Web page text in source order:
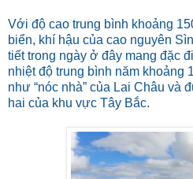
Với độ cao trung bình khoảng
biển, khí hậu của cao nguyên
tiết trong ngày ở đây mang đặc
nhiệt độ trung bình năm khoảng
như “nóc nhà” của Lai Châu và
hai của khu vực Tây Bắc.